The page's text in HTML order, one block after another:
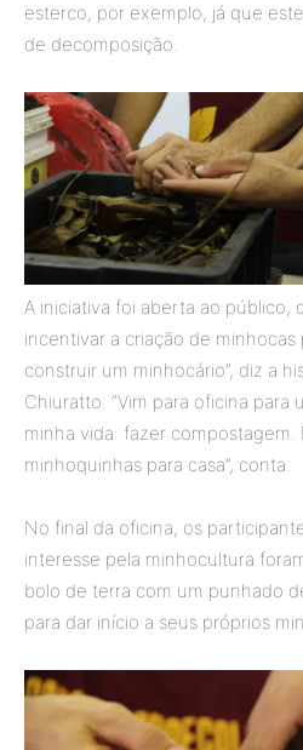
esterco, por exemplo, já que
de decomposição.
A iniciativa foi aberta ao público,
incentivar a criação de minhocas
construir um minhocário”, diz a
Chiuratto. “Vim para oficina para
minha vida: fazer compostagem.
minhoquinhas para casa”, conta.
No final da oficina, os
interesse pela minhocultura
bolo de terra com um punhado
para dar início a seus próprios